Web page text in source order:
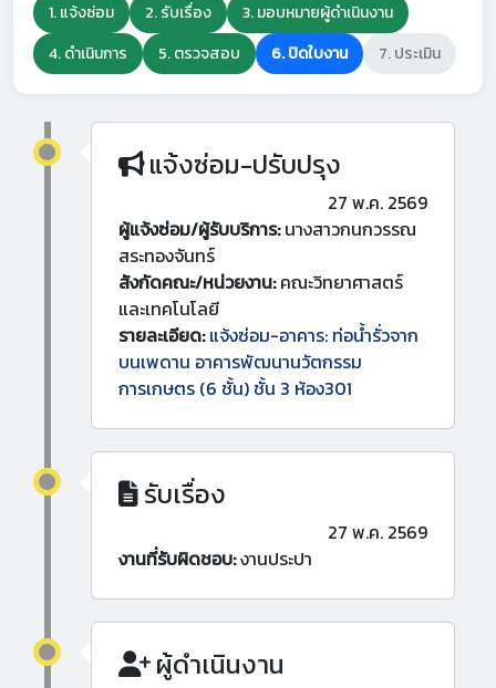
1. แจ้งซ่อม 2. รับเรื่อง
3. มอบหมายผู้ดำเนินงาน
4. ดำเนินการ
5. ตรวจสอบ 6. ปิดใบงาน 7. ประเมิน
แจ้งซ่อม-ปรับปรุง
27 พ.ค. 2569
ผู้แจ้งซ่อม/ผู้รับบริการ:นางสาวกนกวรรณ
สระทองจันทร์
สังกัดคณะ/หน่วยงาน:คณะวิทยาศาสตร์
และเทคโนโลยี
รายละเอียด: แจ้งซ่อม-อาคาร: ท่อน้ำรั่วจาก
บนเพดาน อาคารพัฒนานวัตกรรม
การเกษตร (6 ชั้น) ชั้น 3 ห้อง301
รับเรื่อง
27 พ.ค. 2569
งานที่รับผิดชอบ:งานประปา
ผู้ดำเนินงาน